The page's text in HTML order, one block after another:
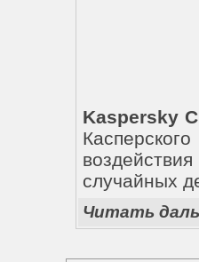
Kaspersky
случайных
Читать